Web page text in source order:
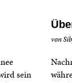
sein
von